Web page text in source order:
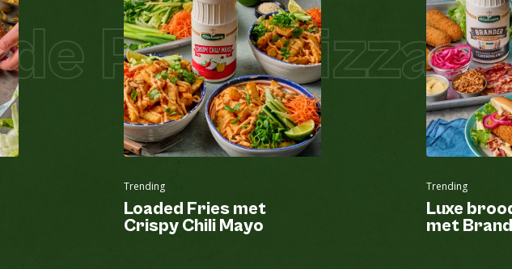
PizzaPizza
Trending
Loaded Fries met
Crispy Chili Mayo
Trending
Luxe
met